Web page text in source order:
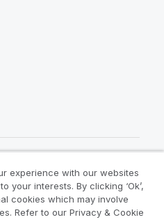
Legal Policies
experience with our websites
your interests. By clicking ‘Ok’,
cookies which may involve
Refer to our Privacy & Cookie